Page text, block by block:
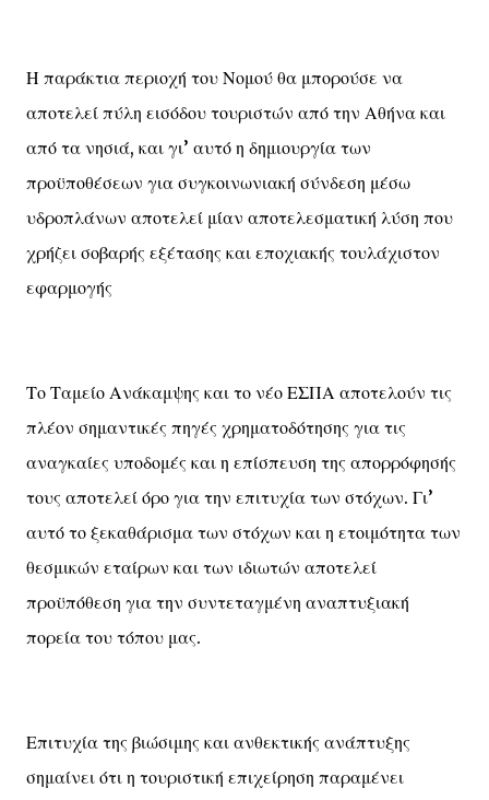
Η παράκτια περιοχή του Νομού θα μπορούσε να
αποτελεί πύλη εισόδου τουριστών από την Αθήνα και
από τα νησιά, και γι’ αυτό η δημιουργία των
προϋποθέσεων για συγκοινωνιακή σύνδεση μέσω
υδροπλάνων αποτελεί μίαν αποτελεσματική λύση που
χρήζει σοβαρής εξέτασης και εποχιακής τουλάχιστον
εφαρμογής
Το Ταμείο Ανάκαμψης και το νέο ΕΣΠΑ αποτελούν τις
πλέον σημαντικές πηγές χρηματοδότησης για τις
αναγκαίες υποδομές και η επίσπευση της απορρόφησής
τους αποτελεί όρο για την επιτυχία των στόχων. Γι’
αυτό το ξεκαθάρισμα των στόχων και η ετοιμότητα των
θεσμικών εταίρων και των ιδιωτών αποτελεί
προϋπόθεση για την συντεταγμένη αναπτυξιακή
πορεία του τόπου μας.
Επιτυχία της βιώσιμης και ανθεκτικής ανάπτυξης
σημαίνει ότι η τουριστική επιχείρηση παραμένει